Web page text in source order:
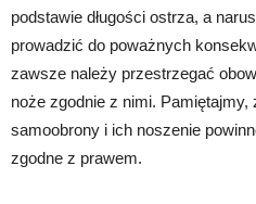
podstawie długości ostrza, a
prowadzić do poważnych
zawsze należy przestrzegać
noże zgodnie z nimi.
samoobrony i ich noszenie
zgodne z prawem.